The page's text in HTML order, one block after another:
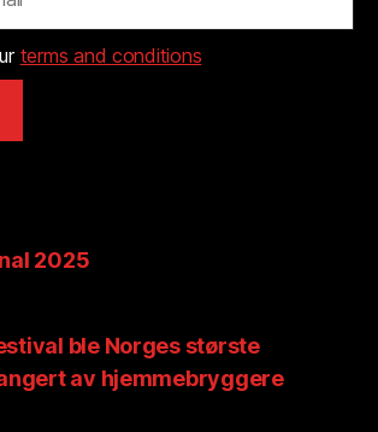
terms and conditions
2025
ble Norges største
av hjemmebryggere